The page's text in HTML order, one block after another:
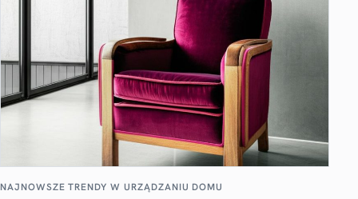
NAJNOWSZE TRENDY W URZĄDZANIU DOMU